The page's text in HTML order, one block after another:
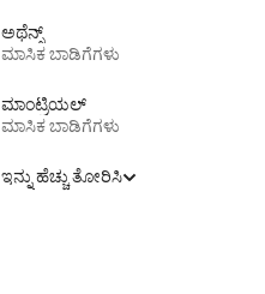
ಅಥೆನ್ಸ್
ಮಾಸಿಕ ಬಾಡಿಗೆಗಳು
ಮಾಂಟ್ರಿಯಲ್
ಮಾಸಿಕ ಬಾಡಿಗೆಗಳು
ಇನ್ನು ಹೆಚ್ಚು ತೋರಿಸಿ